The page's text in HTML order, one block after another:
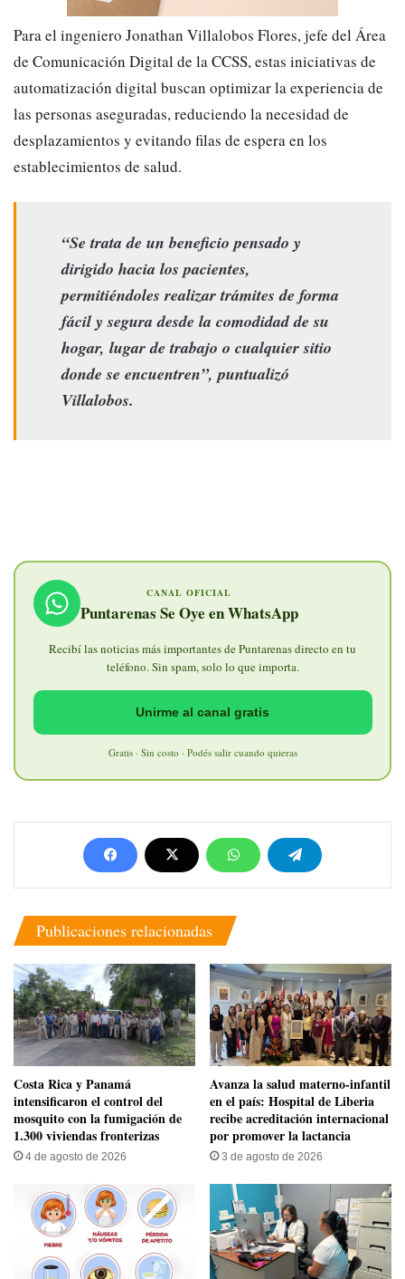
​Para el ingeniero Jonathan Villalobos Flores, jefe del Área
de Comunicación Digital de la CCSS, estas iniciativas de
automatización digital buscan optimizar la experiencia de
las personas aseguradas, reduciendo la necesidad de
desplazamientos y evitando filas de espera en los
establecimientos de salud.
“Se trata de un beneficio pensado y
dirigido hacia los pacientes,
permitiéndoles realizar trámites de forma
fácil y segura desde la comodidad de su
hogar, lugar de trabajo o cualquier sitio
donde se encuentren”, puntualizó
Villalobos.
CANAL OFICIAL
Puntarenas Se Oye en WhatsApp
Recibí las noticias más importantes de Puntarenas directo en tu
teléfono. Sin spam, solo lo que importa.
Unirme al canal gratis
Gratis · Sin costo · Podés salir cuando quieras
Publicaciones relacionadas
Costa Rica y Panamá
intensificaron el control del
mosquito con la fumigación de
1.300 viviendas fronterizas
4 de agosto de 2026
Avanza la salud materno-infantil
en el país: Hospital de Liberia
recibe acreditación internacional
por promover la lactancia
3 de agosto de 2026